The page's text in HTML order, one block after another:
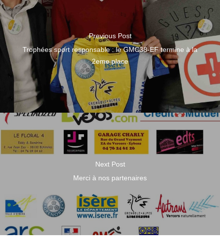
Previous Post
Trophées sport responsable : le GMC38-EF termine à la
2eme place
Next Post
Merci à nos partenaires